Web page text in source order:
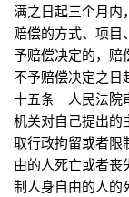
满之日起三个月
赔偿的方式、项目
予赔偿决定的，赔
不予赔偿决定之
十五条 人民法院
机关对自己提出
取行政拘留或者限
由的人死亡或者丧
制人身自由的人的